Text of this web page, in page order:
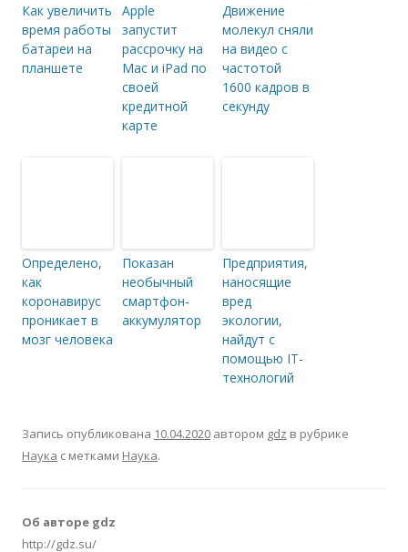
Как увеличить
время работы
батареи на
планшете
Apple
запустит
рассрочку на
Mac и iPad по
своей
кредитной
карте
Движение
молекул сняли
на видео с
частотой
1600 кадров в
секунду
Определено,
как
коронавирус
проникает в
мозг человека
Показан
необычный
смартфон-
аккумулятор
Предприятия,
наносящие
вред
экологии,
найдут с
помощью IT-
технологий
Запись опубликована 10.04.2020 автором gdz в рубрике
Наука с метками Наука.
Об авторе gdz
http://gdz.su/